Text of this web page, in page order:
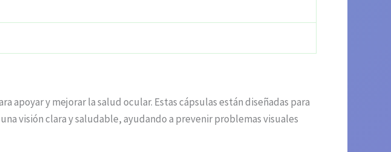
y mejorar la salud ocular. Estas cápsulas están diseñadas para
visión clara y saludable, ayudando a prevenir problemas visuales